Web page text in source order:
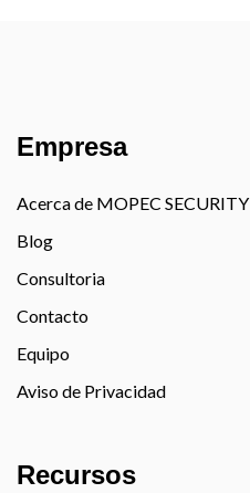
Empresa
Acerca de MOPEC SECURITY
Blog
Consultoria
Contacto
Equipo
Aviso de Privacidad
Recursos